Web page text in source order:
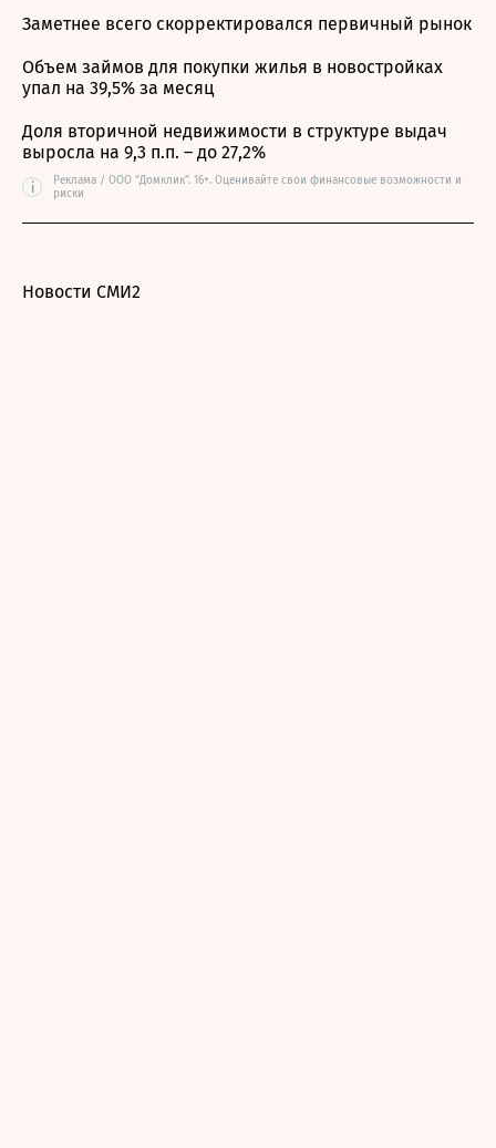
Заметнее всего скорректировался первичный рынок
Объем займов для покупки жилья в новостройках
упал на 39,5% за месяц
Доля вторичной недвижимости в структуре выдач
выросла на 9,3 п.п. – до 27,2%
i
Реклама / ООО "Домклик". 16+. Оценивайте свои финансовые возможности и
риски
Новости СМИ2